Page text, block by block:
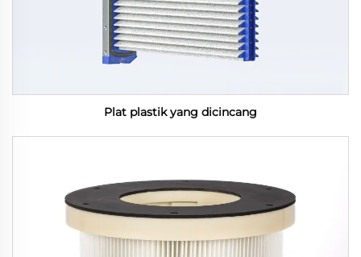
Plat plastik yang dicincang